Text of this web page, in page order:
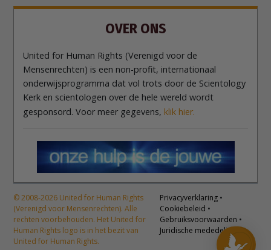
OVER ONS
United for Human Rights (Verenigd voor de
Mensenrechten) is een non-profit, internationaal
onderwijsprogramma dat vol trots door de Scientology
Kerk en scientologen over de hele wereld wordt
gesponsord. Voor meer gegevens, klik hier.
© 2008-2026 United for Human Rights
(Verenigd voor Mensenrechten). Alle
rechten voorbehouden. Het United for
Human Rights logo is in het bezit van
United for Human Rights.
Privacyverklaring •
Cookiebeleid •
Gebruiksvoorwaarden •
Juridische mededeling